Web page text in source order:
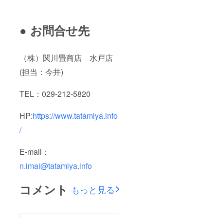
● お問合せ先
（株）関川畳商店 水戸店
(担当：今井)
TEL：029-212-5820
HP:https://www.tatamiya.info
/
E-mail：
n.imai@tatamiya.info
コメント もっと見る